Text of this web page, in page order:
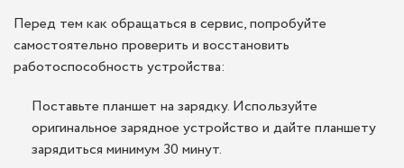
Перед тем как обращаться в сервис, попробуйте
самостоятельно проверить и восстановить
работоспособность устройства:
Поставьте планшет на зарядку. Используйте
оригинальное зарядное устройство и дайте планшету
зарядиться минимум 30 минут.